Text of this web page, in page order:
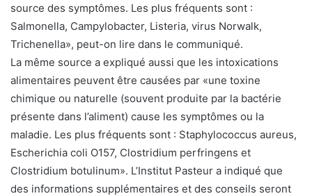
source des symptômes. Les plus fréquents sont :
Salmonella, Campylobacter, Listeria, virus Norwalk,
Trichenella», peut-on lire dans le communiqué.
La même source a expliqué aussi que les intoxications
alimentaires peuvent être causées par «une toxine
chimique ou naturelle (souvent produite par la bactérie
présente dans l’aliment) cause les symptômes ou la
maladie. Les plus fréquents sont : Staphylococcus aureus,
Escherichia coli O157, Clostridium perfringens et
Clostridium botulinum». L’Institut Pasteur a indiqué que
des informations supplémentaires et des conseils seront